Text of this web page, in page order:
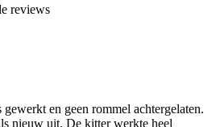
reviews
gewerkt en geen rommel achtergelaten.
nieuw uit. De kitter werkte heel